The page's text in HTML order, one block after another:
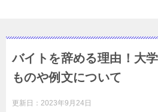
バイトを辞める理由！大
ものや例文について
更新日： 2023年9月24日